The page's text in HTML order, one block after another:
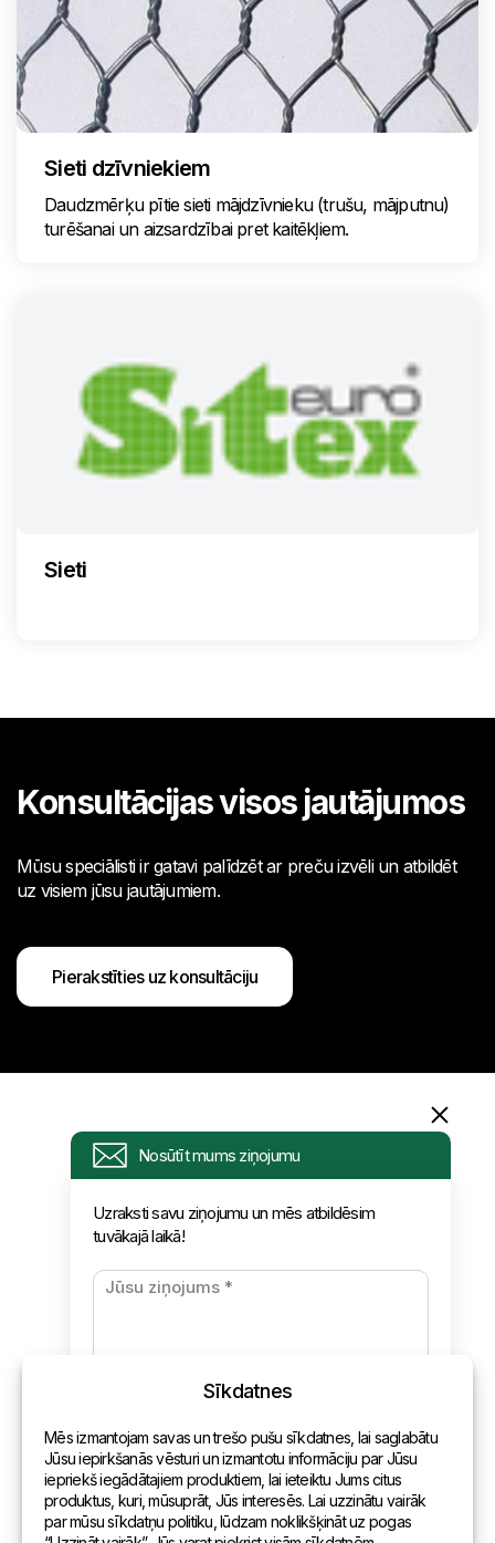
Sieti dzīvniekiem
Daudzmērķu pītie sieti mājdzīvnieku (trušu, mājputnu)
turēšanai un aizsardzībai pret kaitēkļiem.
Sieti
Konsultācijas visos jautājumos
Mūsu speciālisti ir gatavi palīdzēt ar preču izvēli un atbildēt
uz visiem jūsu jautājumiem.
Pierakstīties uz konsultāciju
Nosūtīt mums ziņojumu
Uzraksti savu ziņojumu un mēs atbildēsim
tuvākajā laikā!
Informācija
Pieprasījums
Apmaksa un piegāde
Kontakti
Vispārēja informācija
Pārstāvniecības pasaulē
Adrese
Sīkdatnes
Mēs izmantojam savas un trešo pušu sīkdatnes, lai saglabātu
Jūsu iepirkšanās vēsturi un izmantotu informāciju par Jūsu
iepriekš iegādātajiem produktiem, lai ieteiktu Jums citus
produktus, kuri, mūsuprāt, Jūs interesēs. Lai uzzinātu vairāk
par mūsu sīkdatņu politiku, lūdzam noklikšķināt uz pogas